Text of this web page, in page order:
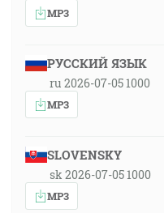
MP3
РУССКИЙ ЯЗЫК
ru 2026-07-05 1000
MP3
SLOVENSKY
sk 2026-07-05 1000
MP3